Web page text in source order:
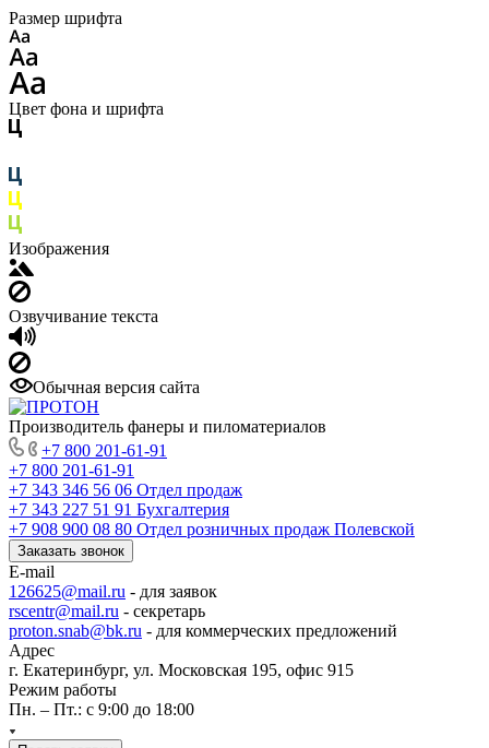
Размер шрифта
Цвет фона и шрифта
Изображения
Озвучивание текста
Обычная версия сайта
Производитель фанеры и пиломатериалов
+7 800 201-61-91
+7 800 201-61-91
+7 343 346 56 06 Отдел продаж
+7 343 227 51 91 Бухгалтерия
+7 908 900 08 80 Отдел розничных продаж Полевской
Заказать звонок
E-mail
126625@mail.ru - для заявок
rscentr@mail.ru - секретарь
proton.snab@bk.ru - для коммерческих предложений
Адрес
г. Екатеринбург, ул. Московская 195, офис 915
Режим работы
Пн. – Пт.: с 9:00 до 18:00